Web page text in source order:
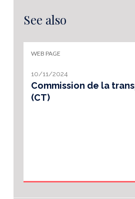
See also
WEB PAGE
10/11/2024
Commission de la
(CT)